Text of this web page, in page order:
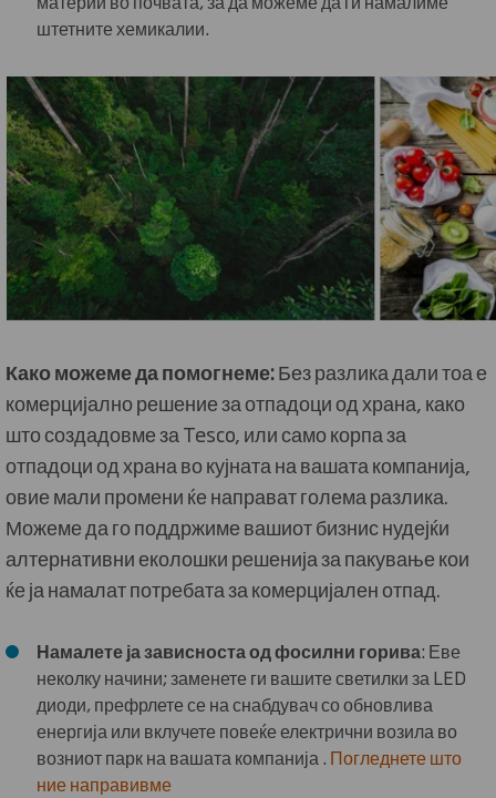
штетните хемикалии.
Како можеме да помогнеме:Без разлика дали тоа е
комерцијално решение за отпадоци од храна, како
што создадовме за Tesco, или само корпа за
отпадоци од храна во кујната на вашата компанија,
овие мали промени ќе направат голема разлика.
Можеме да го поддржиме вашиот бизнис нудејќи
алтернативни еколошки решенија за пакување кои
ќе ја намалат потребата за комерцијален отпад.
Намалете ја зависноста од фосилни горива: Еве
неколку начини; заменете ги вашите светилки за LED
диоди, префрлете се на снабдувач со обновлива
енергија или вклучете повеќе електрични возила во
возниот парк на вашата компанија . Погледнете што
ние направивме